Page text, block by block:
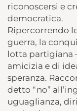
riconoscersi e
democratica.
Ripercorrendo
guerra, la
lotta partigiana
amicizia e di
speranza.
detto “no”
uguaglianza,